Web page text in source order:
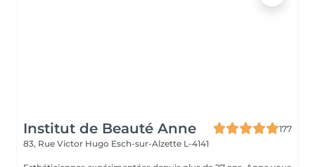
Institut de Beauté Anne
177
83, Rue Victor Hugo Esch-sur-Alzette L-4141